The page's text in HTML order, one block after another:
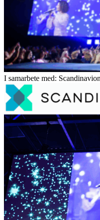
I samarbete med: